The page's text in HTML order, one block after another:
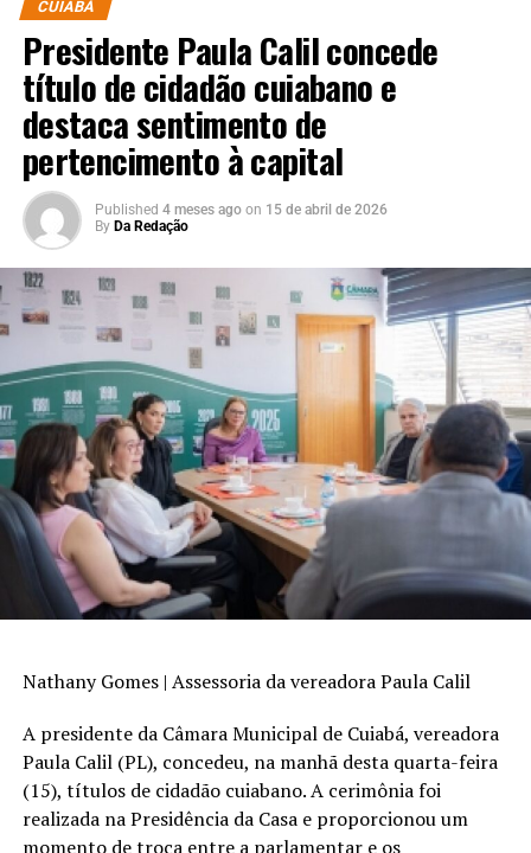
CUIABÁ
Presidente Paula Calil concede
título de cidadão cuiabano e
destaca sentimento de
pertencimento à capital
Published 4 meses ago on 15 de abril de 2026
By Da Redação
Nathany Gomes | Assessoria da vereadoraPaula Calil
A presidente da Câmara Municipal de Cuiabá, vereadora
Paula Calil (PL), concedeu, na manhã desta quarta-feira
(15), títulos de cidadão cuiabano. A cerimônia foi
realizada na Presidência da Casa e proporcionou um
momento de troca entre a parlamentar e os